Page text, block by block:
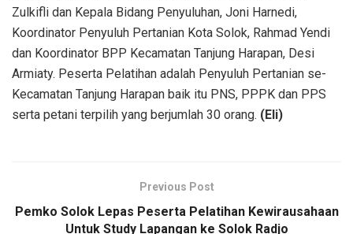
Zulkifli dan Kepala Bidang Penyuluhan, Joni Harnedi,
Koordinator Penyuluh Pertanian Kota Solok, Rahmad Yendi
dan Koordinator BPP Kecamatan Tanjung Harapan, Desi
Armiaty. Peserta Pelatihan adalah Penyuluh Pertanian se-
Kecamatan Tanjung Harapan baik itu PNS, PPPK dan PPS
serta petani terpilih yang berjumlah 30 orang. (Eli)
Previous Post
Pemko Solok Lepas Peserta Pelatihan Kewirausahaan
Untuk Study Lapangan ke Solok Radjo